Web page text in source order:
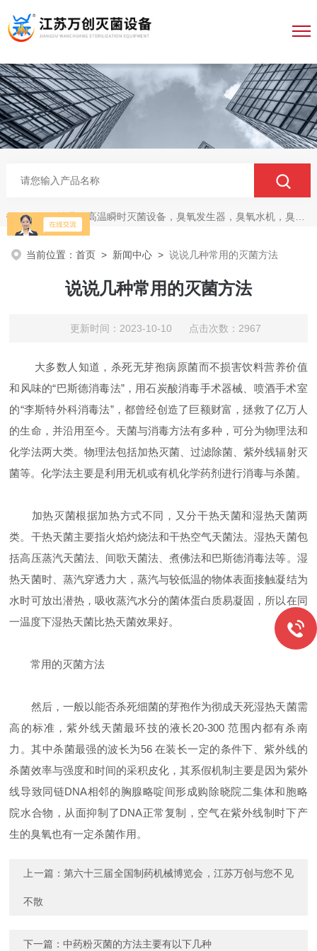
热门关键词：纯蒸汽高温瞬时灭菌设备，臭氧发生器，臭氧水机，臭氧灭菌柜，无菌传递仓
当前位置：首页 > 新闻中心 >说说几种常用的灭菌方法
说说几种常用的灭菌方法
更新时间：2023-10-10 点击次数：2967
大多数人知道，杀死无芽孢病原菌而不损害饮料营养价值
和风味的“巴斯德消毒法”，用石炭酸消毒手术器械、喷酒手术室
的“李斯特外科消毒法”，都曾经创造了巨额财富，拯救了亿万人
的生命，并沿用至今。天菌与消毒方法有多种，可分为物理法和
化学法两大类。物理法包括加热灭菌、过滤除菌、紫外线辐射灭
菌等。化学法主要是利用无机或有机化学药剂进行消毒与杀菌。
加热灭菌根据加热方式不同，又分干热天菌和湿热天菌两
类。干热天菌主要指火焰灼烧法和干热空气天菌法。湿热天菌包
括高压蒸汽天菌法、间歌天菌法、煮佛法和巴斯德消毒法等。湿
热天菌时、蒸汽穿透力大，蒸汽与较低温的物体表面接触凝结为
水时可放出潜热，吸收蒸汽水分的菌体蛋白质易凝固，所以在同
一温度下湿热天菌比热天菌效果好。
常用的灭菌方法
然后，一般以能否杀死细菌的芽孢作为彻成天死湿热天菌需
高的标准，紫外线天菌最环技的液长20-300 范围内都有杀南
力。其中杀菌最强的波长为56 在装长一定的条件下、紫外线的
杀菌效率与强度和时间的采积皮化，其系假机制主要是因为紫外
线导致同链DNA相邻的胸腺略啶间形成购除晓院二集体和胞略
院水合物，从面抑制了DNA正常复制，空气在紫外线制时下产
生的臭氧也有一定杀菌作用。
上一篇： 第六十三届全国制药机械博览会，江苏万创与您不见
不散
下一篇：中药粉灭菌的方法主要有以下几种